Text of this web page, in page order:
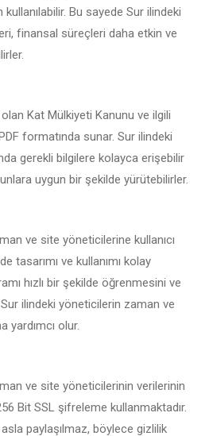
Bu sayede Sur ilindeki
finansal süreçleri daha etkin ve
Kat Mülkiyeti Kanunu ve ilgili
formatında sunar. Sur ilindeki
gerekli bilgilere kolayca erişebilir
uygun bir şekilde yürütebilirler.
ve site yöneticilerine kullanıcı
tasarımı ve kullanımı kolay
hızlı bir şekilde öğrenmesini ve
Sur ilindeki yöneticilerin zaman ve
yardımcı olur.
ve site yöneticilerinin verilerinin
Bit SSL şifreleme kullanmaktadır.
paylaşılmaz, böylece gizlilik